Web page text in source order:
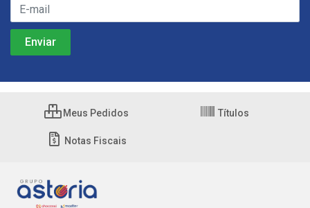
Meus Pedidos Títulos
Notas Fiscais